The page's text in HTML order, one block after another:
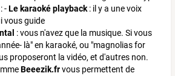
-Le karaoké playback : il y a une voix
vous guide
: vous n'avez que la musique. Si vous
là" en karaoké, ou "magnolias for
proposeront la vidéo, et d'autres non.
Beeezik.frvous permettent de